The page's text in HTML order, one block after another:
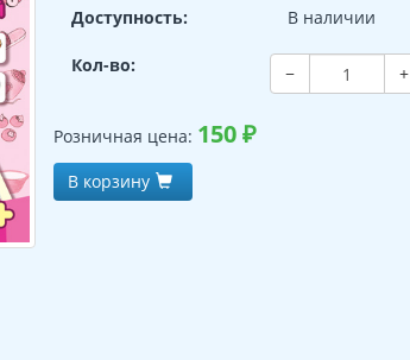
Доступность:
В наличии
Кол-во: − +
Розничная цена: 150₽
В корзину